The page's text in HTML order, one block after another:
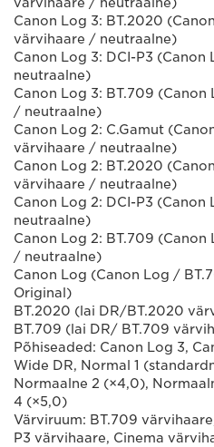
Canon Log 3: BT.2020
värvihaare / neutraalne)
Canon Log 3: DCI-P3
neutraalne)
Canon Log 3: BT.709
/ neutraalne)
Canon Log 2: C.Gamut
värvihaare / neutraalne)
Canon Log 2: BT.2020
värvihaare / neutraalne)
Canon Log 2: DCI-P3
neutraalne)
Canon Log 2: BT.709
/ neutraalne)
Canon Log (Canon Log /
Original)
BT.2020 (lai DR/BT.2020
BT.709 (lai DR/ BT.709
Põhiseaded: Canon Log 3,
Wide DR, Normal 1
Normaalne 2 (×4,0),
4 (×5,0)
Värviruum: BT.709
P3 värvihaare, Cinema